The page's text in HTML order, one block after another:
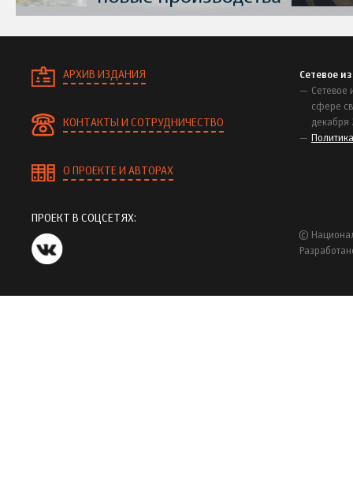
АРХИВ ИЗДАНИЯ
КОНТАКТЫ И СОТРУДНИЧЕСТВО
О ПРОЕКТЕ И АВТОРАХ
Сетевое
Сетевое
сфере
декабря
ПРОЕКТ В СОЦСЕТЯХ:
©